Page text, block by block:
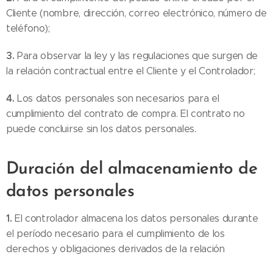
Cliente (nombre, dirección, correo electrónico, número de
teléfono);
3.Para observar la ley y las regulaciones que surgen de
la relación contractual entre el Cliente y el Controlador;
4.Los datos personales son necesarios para el
cumplimiento del contrato de compra. El contrato no
puede concluirse sin los datos personales.
Duración del almacenamiento de
datos personales
1.El controlador almacena los datos personales durante
el período necesario para el cumplimiento de los
derechos y obligaciones derivados de la relación